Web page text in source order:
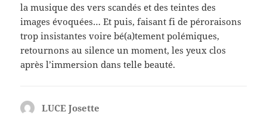
la musique des vers scandés et des teintes des
images évoquées… Et puis, faisant fi de péroraisons
trop insistantes voire bé(a)tement polémiques,
retournons au silence un moment, les yeux clos
après l’immersion dans telle beauté.
LUCE Josette